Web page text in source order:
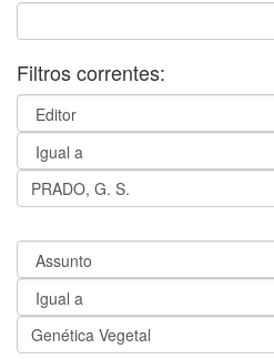
Filtros correntes: